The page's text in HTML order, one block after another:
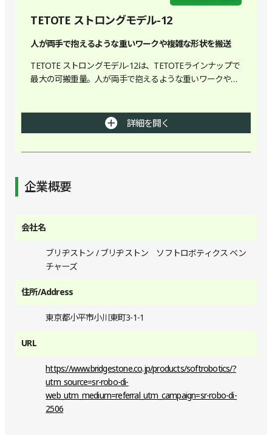
TETOTE ストロングモデル-12
人が両手で抱えるような重いワークや複雑な形状を搬送
TETOTE ストロングモデル-12は、TETOTEラインナップで
最大の可搬重量。人が両手で抱えるような重いワークや複
詳細を開く
企業概要
会社名
ブリヂストン / ブリヂストン ソフトロボティクス ベン
チャーズ
住所/Address
東京都小平市小川東町3-1-1
URL
https://www.bridgestone.co.jp/products/softrobotics/?
utm_source=sr-robo-di-
web_utm_medium=referral_utm_campaign=sr-robo-di-
2506